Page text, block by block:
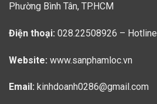
Phường Bình Tân, TP.HCM
Điện thoại: 028.22508926 –
Website: www.sanphamloc.vn
Email: kinhdoanh0286@gmail.com